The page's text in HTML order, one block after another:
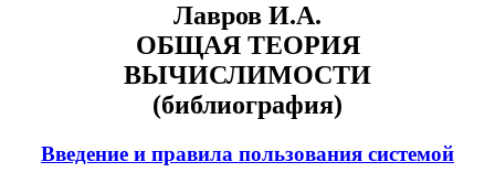
Лавров И.А.
ОБЩАЯ ТЕОРИЯ
ВЫЧИСЛИМОСТИ
(библиография)
Введение и правила пользования системой